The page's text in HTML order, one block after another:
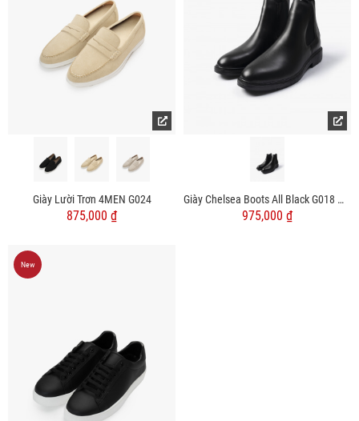
Giày Lười Trơn 4MEN G024
875,000 ₫
Giày Chelsea Boots All Black G018 Màu Đen
975,000 ₫
New